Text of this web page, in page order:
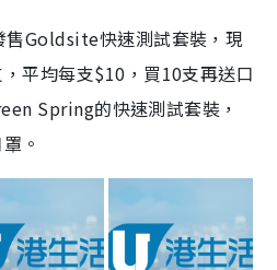
售Goldsite快速測試套裝，現
平均每支$10，買10支再送口
Spring的快速測試套裝，
。